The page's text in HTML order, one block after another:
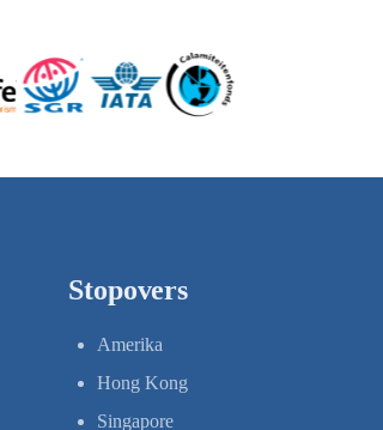
Stopovers
Amerika
Hong Kong
Singapore